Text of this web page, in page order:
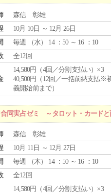
森信 彰雄
10月 10日 ～ 12月 26日
毎週 （水） 14 ：50 ～ 16 ：10
全12回
14,580円（4回／分割支払い）×3
40,500円（12回／一括前納支払※
義開始前まで）
同実占ゼミ ～タロット・カード
森信 彰雄
10月 11日 ～ 12月 27日
毎週 （木） 14 ：50 ～ 16 ：10
全12回
14,580円（4回／分割支払い）×3